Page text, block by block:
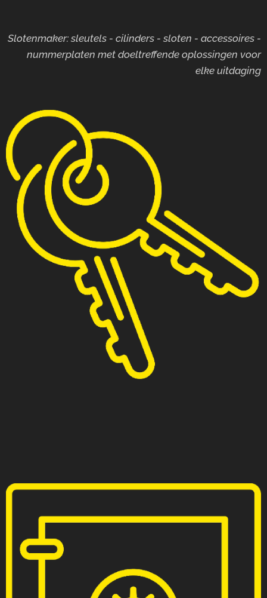
Slotenmaker: sleutels - cilinders - sloten - accessoires -
nummerplaten met doeltreffende oplossingen voor
elke uitdaging